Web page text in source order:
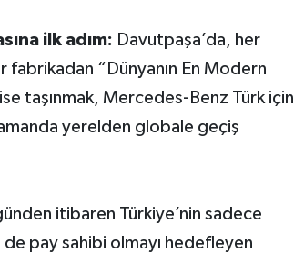
ilk adım: Davutpaşa’da, her
fabrikadan “Dünyanın En Modern
taşınmak, Mercedes-Benz Türk için
yerelden globale geçiş
itibaren Türkiye’nin sadece
pay sahibi olmayı hedefleyen